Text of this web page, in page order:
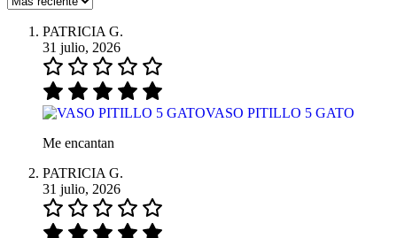
PATRICIA G.
31 julio, 2026
VASO PITILLO 5 GATO
Me encantan
PATRICIA G.
31 julio, 2026